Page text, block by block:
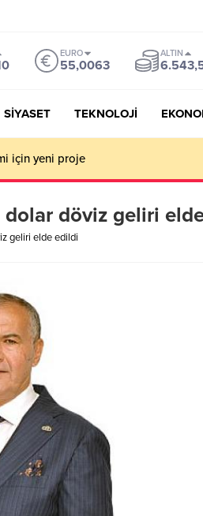
EURO
55,0063
ALTIN
SİYASET TEKNOLOJİ
için yeni proje
döviz geliri
geliri elde edildi